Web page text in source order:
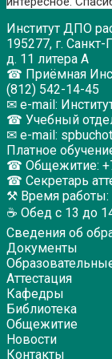
Институт ДПО
195277, г.
д. 11 литера А
☎ Приёмная
(812) 542-14-45
✉ e-mail:
☎ Учебный
✉ e-mail:
Платное
☎ Общежитие:
☎ Секретарь
⚒ Время работы:
☕ Обед с 13 до
Сведения об
Документы
Аттестация
Кафедры
Библиотека
Общежитие
Новости
Контакты